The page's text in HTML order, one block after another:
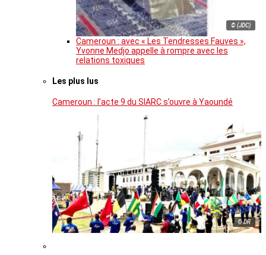
© (JDC)
Cameroun : avec « Les Tendresses Fauves »,
Yvonne Medjo appelle à rompre avec les
relations toxiques
Les plus lus
Cameroun : l’acte 9 du SIARC s’ouvre à Yaoundé
© DR